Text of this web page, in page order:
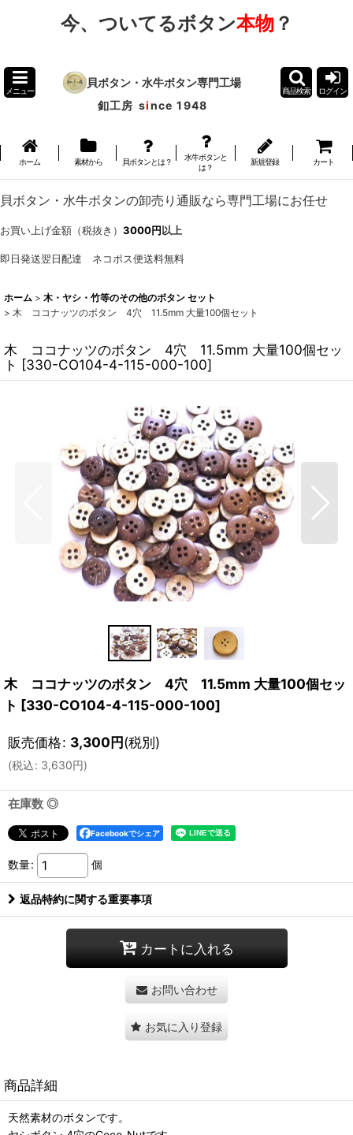
今、ついてるボタン本物？
メニュー
貝ボタン・水牛ボタン専門工場
釦工房 since 1948
商品検索 ログイン
ホーム 素材から 貝ボタンとは？
水牛ボタンと
は？
新規登録 カート
貝ボタン・水牛ボタンの卸売り通販なら専門工場にお任せ
お買い上げ金額（税抜き） 3000円以上
即日発送翌日配達 ネコポス便送料無料
ホーム > 木・ヤシ・竹等のその他のボタン セット
> 木 ココナッツのボタン 4穴 11.5mm 大量100個セット
木 ココナッツのボタン 4穴 11.5mm 大量100個セッ
ト [330-CO104-4-115-000-100]
木 ココナッツのボタン 4穴 11.5mm 大量100個セッ
ト [330-CO104-4-115-000-100]
販売価格: 3,300円(税別)
(税込: 3,630円)
在庫数 ◎
Facebookでシェア
数量: 個
返品特約に関する重要事項
カートに入れる
お問い合わせ
お気に入り登録
商品詳細
天然素材のボタンです。